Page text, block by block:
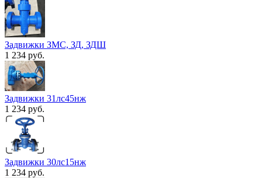
Задвижки ЗМС, ЗД, ЗДШ
1 234 руб.
Задвижки 31лс45нж
1 234 руб.
Задвижки 30лс15нж
1 234 руб.